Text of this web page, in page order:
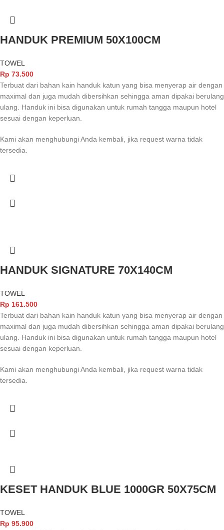
HANDUK PREMIUM 50X100CM
TOWEL
Rp 73.500
Terbuat dari bahan kain handuk katun yang bisa menyerap air dengan
maximal dan juga mudah dibersihkan sehingga aman dipakai berulang
ulang. Handuk ini bisa digunakan untuk rumah tangga maupun hotel
sesuai dengan keperluan.
Kami akan menghubungi Anda kembali, jika request warna tidak
tersedia.
HANDUK SIGNATURE 70X140CM
TOWEL
Rp 161.500
Terbuat dari bahan kain handuk katun yang bisa menyerap air dengan
maximal dan juga mudah dibersihkan sehingga aman dipakai berulang
ulang. Handuk ini bisa digunakan untuk rumah tangga maupun hotel
sesuai dengan keperluan.
Kami akan menghubungi Anda kembali, jika request warna tidak
tersedia.
KESET HANDUK BLUE 1000GR 50X75CM
TOWEL
Rp 95.900